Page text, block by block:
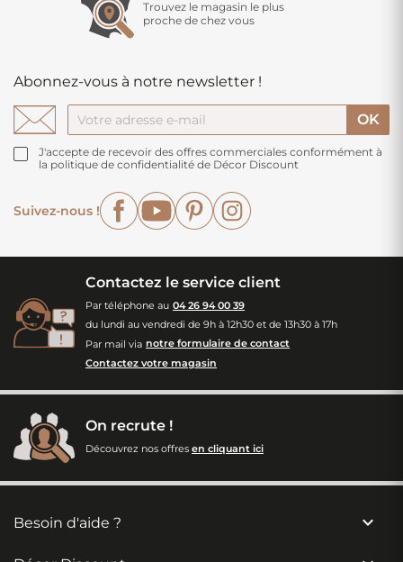
Trouvez le magasin le plus
proche de chez vous
Abonnez-vous à notre newsletter !
J'accepte de recevoir des offres commerciales conformément à
la politique de confidentialité de Décor Discount
Suivez-nous !
FacebookYouTubePinterest
Contactez le service client
Par téléphone au 04 26 94 00 39
du lundi au vendredi de 9h à 12h30 et de 13h30 à 17h
Par mail via notre formulaire de contact
Contactez votre magasin
On recrute !
Découvrez nos offres en cliquant ici
Besoin d'aide ? 